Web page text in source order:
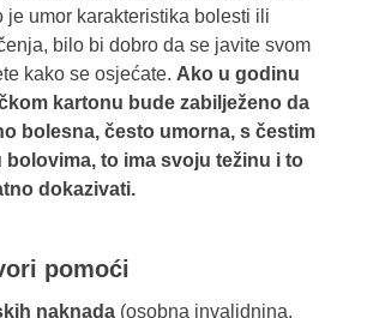
je umor karakteristika bolesti ili
bilo bi dobro da se javite svom
kako se osjećate. Ako u godinu
kartonu bude zabilježeno da
bolesna, često umorna, s čestim
bolovima, to ima svoju težinu i to
dokazivati.
pomoći
naknada (osobna invalidnina,